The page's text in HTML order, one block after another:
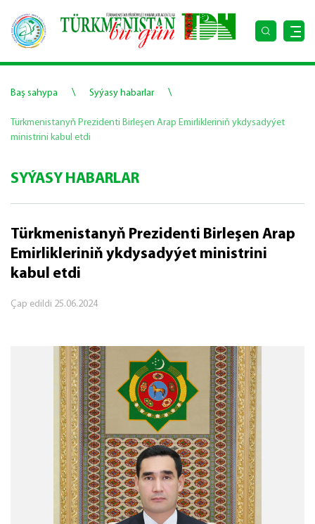
Baş sahypa \ Syýasy habarlar \
Türkmenistanyň Prezidenti Birleşen Arap Emirlikleriniň ykdysadyýet
ministrini kabul etdi
SYÝASY HABARLAR
Türkmenistanyň Prezidenti Birleşen Arap
Emirlikleriniň ykdysadyýet ministrini
kabul etdi
Çap edildi 25.06.2024